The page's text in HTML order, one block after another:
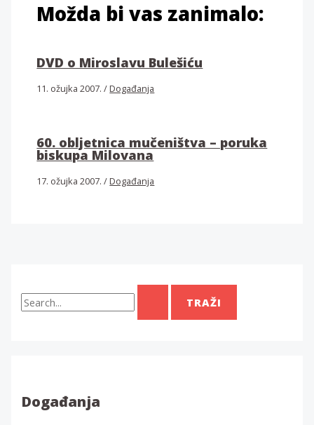
Možda bi vas zanimalo:
DVD o Miroslavu Bulešiću
11. ožujka 2007./Događanja
60. obljetnica mučeništva – poruka
biskupa Milovana
17. ožujka 2007./Događanja
T
r
:Događanja